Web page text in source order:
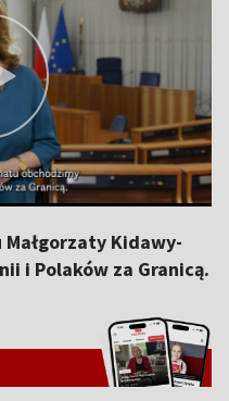
Kidawy-
i Polaków za Granicą.